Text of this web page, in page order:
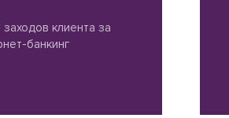
клиента за
банкинг